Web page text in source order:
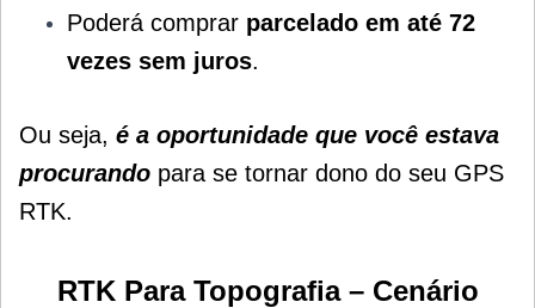
Poderá comprar parcelado em até 72
vezes sem juros.
Ou seja, é a oportunidade que você estava
procurando para se tornar dono do seu GPS
RTK.
RTK Para Topografia – Cenário